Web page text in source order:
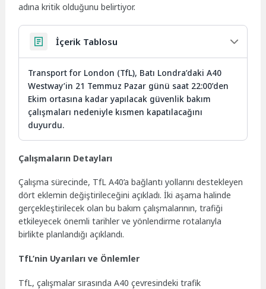
adına kritik olduğunu belirtiyor.
İçerik Tablosu
Transport for London (TfL), Batı Londra’daki A40
Westway’in 21 Temmuz Pazar günü saat 22:00’den
Ekim ortasına kadar yapılacak güvenlik bakım
çalışmaları nedeniyle kısmen kapatılacağını
duyurdu.
Çalışmaların Detayları
Çalışma sürecinde, TfL A40’a bağlantı yollarını destekleyen
dört eklemin değiştirileceğini açıkladı. İki aşama halinde
gerçekleştirilecek olan bu bakım çalışmalarının, trafiği
etkileyecek önemli tarihler ve yönlendirme rotalarıyla
birlikte planlandığı açıklandı.
TfL’nin Uyarıları ve Önlemler
TfL, çalışmalar sırasında A40 çevresindeki trafik